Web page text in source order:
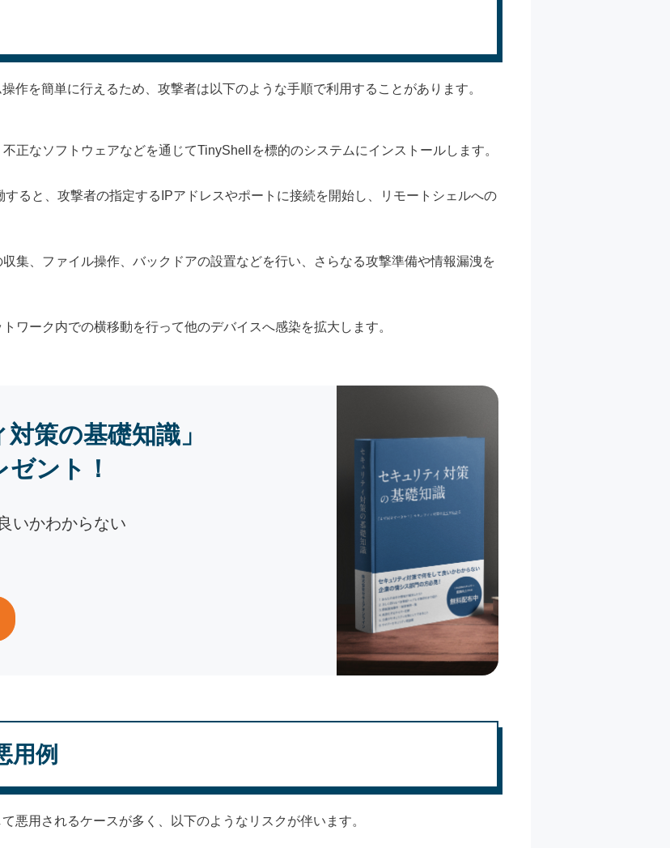
作を簡単に行えるため、攻撃者は以下のような手順で利用することがあります。
正なソフトウェアなどを通じてTinyShellを標的のシステムにインストールします。
ると、攻撃者の指定するIPアドレスやポートに接続を開始し、リモートシェルへの
集、ファイル操作、バックドアの設置などを行い、さらなる攻撃準備や情報漏洩を
ワーク内での横移動を行って他のデバイスへ感染を拡大します。
策の基礎知識」
ント！
いかわからない
用例
悪用されるケースが多く、以下のようなリスクが伴います。